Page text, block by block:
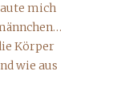
mich
Körper
wie aus